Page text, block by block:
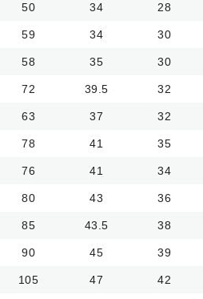
50 34 28
59 34 30
58 35 30
72 39.5 32
63 37 32
78 41 35
76 41 34
80 43 36
85 43.5 38
90 45 39
105 47 42